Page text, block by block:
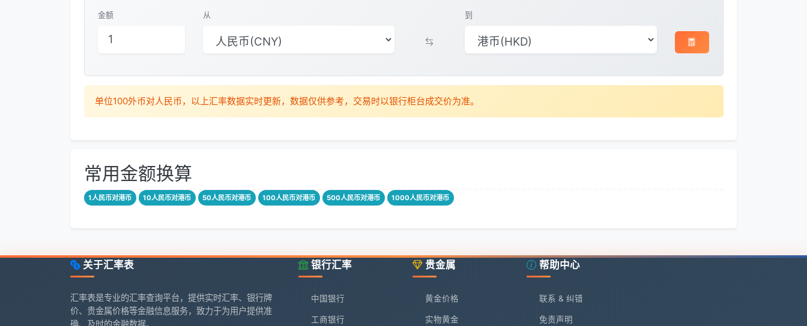
金额 从 到
单位100外币对人民币，以上汇率数据实时更新，数据仅供参考，交易时以银行柜台成交价为准。
常用金额换算
1人民币对港币 10人民币对港币 50人民币对港币 100人民币对港币 500人民币对港币 1000人民币对港币
关于汇率表
汇率表是专业的汇率查询平台，提供实时汇率、银行牌
价、贵金属价格等金融信息服务，致力于为用户提供准
确、及时的金融数据。
银行汇率
中国银行
工商银行
贵金属
黄金价格
实物黄金
帮助中心
联系 & 纠错
免责声明